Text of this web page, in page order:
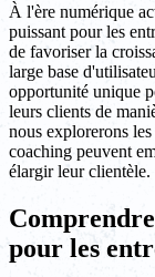
À l'ère numérique
puissant pour les
de favoriser la
large base
opportunité unique
leurs clients de
nous explorerons
coaching peuvent
élargir leur clientèle.
pour les